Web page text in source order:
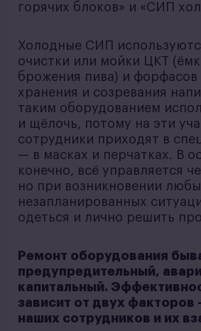
горячих блоков» и «СИП
Холодные СИП
очистки или мойки ЦКТ
брожения пива) и форфасов
хранения и созревания
таким оборудованием
и щёлочь, потому на эти
сотрудники приходят в
— в масках и перчатках. В
конечно, всё управляется
но при возникновении
незапланированных
одеться и лично решить
Ремонт оборудования
предупредительный,
капитальный.
зависит от двух факторов
наших сотрудников и их